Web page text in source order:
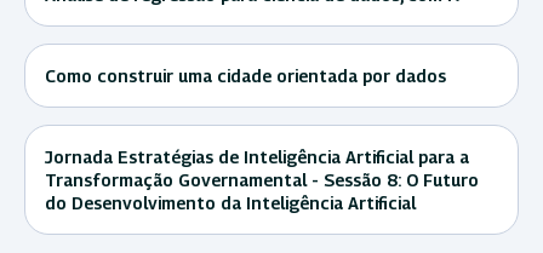
Como construir uma cidade orientada por dados
Jornada Estratégias de Inteligência Artificial para a
Transformação Governamental - Sessão 8: O Futuro
do Desenvolvimento da Inteligência Artificial